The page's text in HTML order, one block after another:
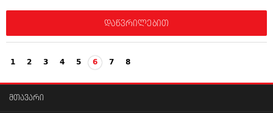
დაწვრილებით
1 2 3 4 5 6 7 8
მთავარი